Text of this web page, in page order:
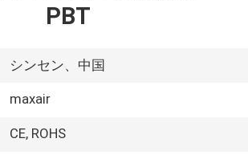
PBT
シンセン、中国
maxair
CE, ROHS